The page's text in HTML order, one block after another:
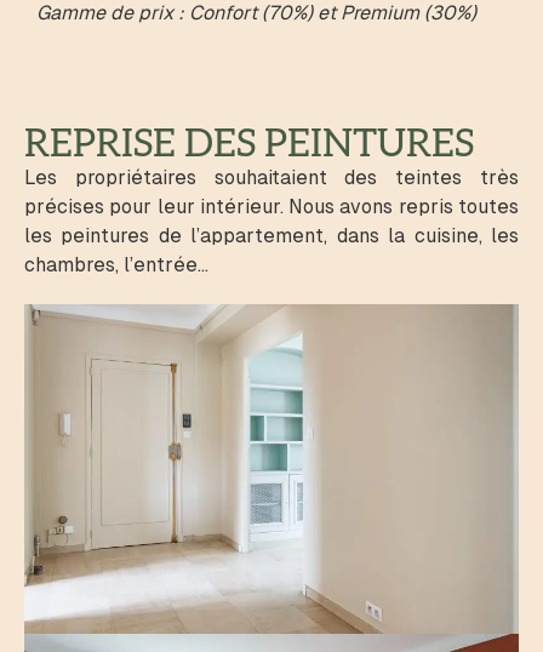
Gamme de prix : Confort (70%) et Premium (30%)
REPRISE DES PEINTURES
Les propriétaires souhaitaient des teintes très
précises pour leur intérieur. Nous avons repris toutes
les peintures de l’appartement, dans la cuisine, les
chambres, l’entrée…